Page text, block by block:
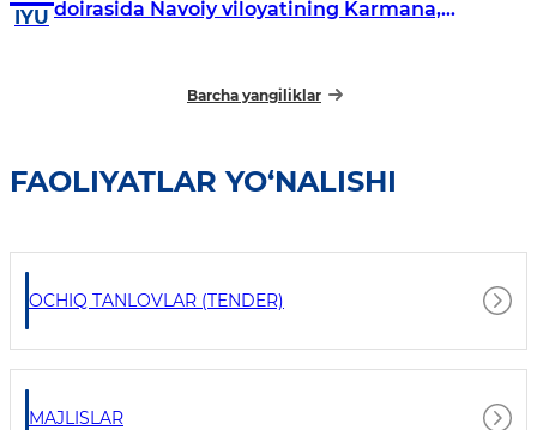
IYU doirasida Navoiy viloyatining Karmana,
Barcha yangiliklar
FAOLIYATLAR YO‘NALISHI
OCHIQ TANLOVLAR (TENDER)
MAJLISLAR